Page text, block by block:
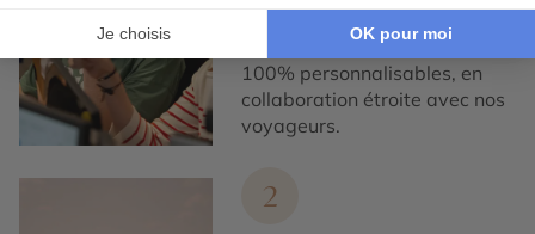
nous concevons des voyages
100% personnalisables, en
collaboration étroite avec nos
voyageurs.
2